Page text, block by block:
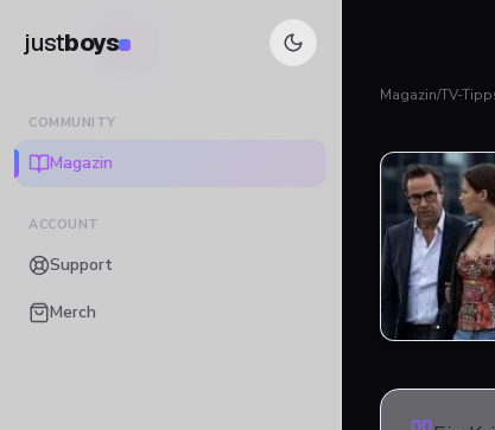
justboys
COMMUNITY
Magazin
ACCOUNT
Support
Merch
Magazin/TV-